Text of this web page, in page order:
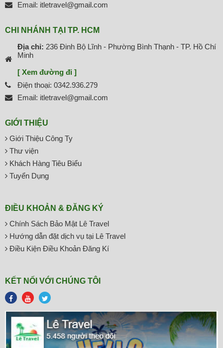
Email: itletravel@gmail.com
CHI NHÁNH TẠI TP. HCM
Địa chỉ: 236 Đinh Bộ Lĩnh - Phường Bình Thạnh - TP. Hồ Chí
Minh
[ Xem đường đi ]
Điện thoại: 0342.936.279
Email: itletravel@gmail.com
GIỚI THIỆU
Giới Thiệu Công Ty
Thư viện
Khách Hàng Tiêu Biểu
Tuyển Dụng
ĐIỀU KHOẢN & ĐĂNG KÝ
Chính Sách Bảo Mật Lê Travel
Hướng dẫn đặt dịch vụ tại Lê Travel
Điều Kiện Điều Khoản Đăng Kí
KẾT NỐI VỚI CHÚNG TÔI